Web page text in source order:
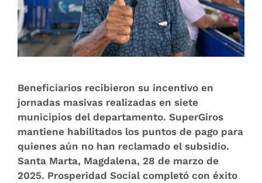
Beneficiarios recibieron su incentivo en
jornadas masivas realizadas en siete
municipios del departamento. SuperGiros
mantiene habilitados los puntos de pago para
quienes aún no han reclamado el subsidio.
Santa Marta, Magdalena, 28 de marzo de
2025. Prosperidad Social completó con éxito